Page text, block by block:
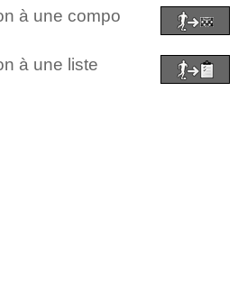
à une compo
à une liste